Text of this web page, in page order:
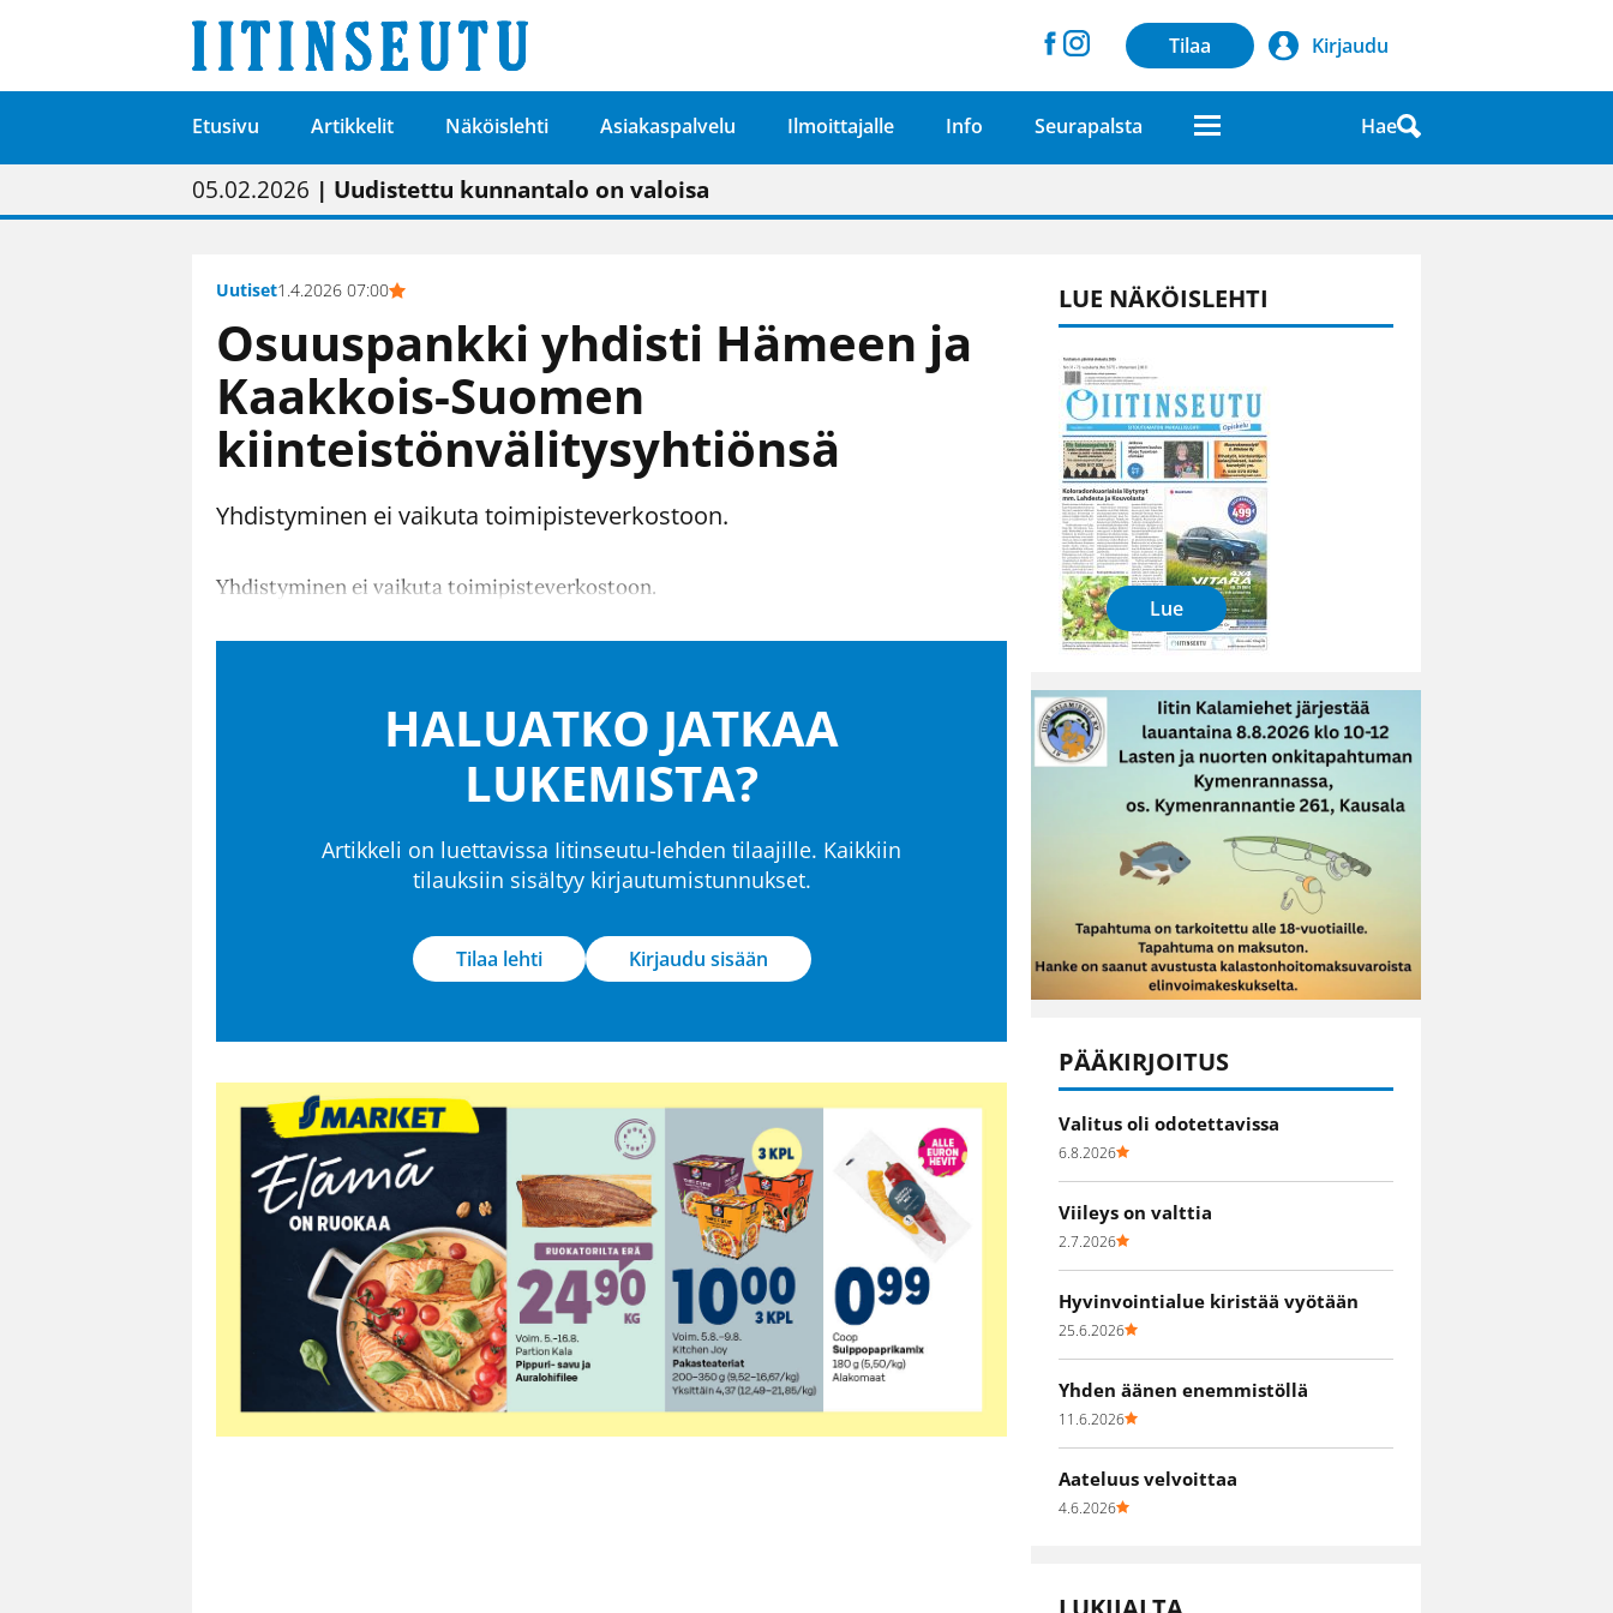
Tilaa Kirjaudu
Etusivu Artikkelit Näköislehti Asiakaspalvelu Ilmoittajalle Info Seurapalsta Hae
01.02.2026 | Painon vaihtumisen pitäisi näkyä hieman parempana painojäljen laatuna lehdessä
05.02.2026 | Uudistettu kunnantalo on valoisa
23.04.2026 | “Olemme käynnistämässä uudelleen keskustavisiotyön”
09.05.2026| "Maalla on totuttu elämään omavaraisemmin kuin kaupungissa"
Uutiset1.4.2026 07:00
Osuuspankki yhdisti Hämeen ja
Kaakkois-Suomen
kiinteistönvälitysyhtiönsä
Yhdistyminen ei vaikuta toimipisteverkostoon.
Yhdistyminen ei vaikuta toimipisteverkostoon.
HALUATKO JATKAA
LUKEMISTA?
Artikkeli on luettavissa Iitinseutu-lehden tilaajille. Kaikkiin
tilauksiin sisältyy kirjautumistunnukset.
Tilaa lehti Kirjaudu sisään
LUE NÄKÖISLEHTI
Lue
PÄÄKIRJOITUS
Valitus oli odotettavissa
6.8.2026
Viileys on valttia
2.7.2026
Hyvinvointialue kiristää vyötään
25.6.2026
Yhden äänen enemmistöllä
11.6.2026
Aateluus velvoittaa
4.6.2026